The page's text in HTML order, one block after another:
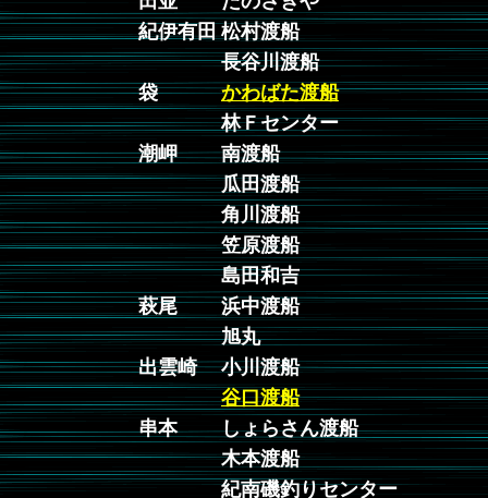
紀伊有田 松村渡船
長谷川渡船
袋
かわばた渡船
林Ｆセンター
潮岬
南渡船
瓜田渡船
角川渡船
笠原渡船
島田和吉
萩尾
浜中渡船
旭丸
出雲崎
小川渡船
谷口渡船
串本
しょらさん渡船
木本渡船
紀南磯釣りセンター